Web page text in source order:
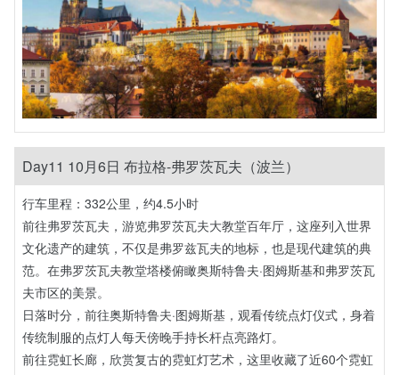
Day11 10月6日 布拉格-弗罗茨瓦夫（波兰）
行车里程：332公里，约4.5小时
前往弗罗茨瓦夫，游览弗罗茨瓦夫大教堂百年厅，这座列入世界
文化遗产的建筑，不仅是弗罗兹瓦夫的地标，也是现代建筑的典
范。在弗罗茨瓦夫教堂塔楼俯瞰奥斯特鲁夫·图姆斯基和弗罗茨瓦
夫市区的美景。
日落时分，前往奥斯特鲁夫·图姆斯基，观看传统点灯仪式，身着
传统制服的点灯人每天傍晚手持长杆点亮路灯。
前往霓虹长廊，欣赏复古的霓虹灯艺术，这里收藏了近60个霓虹